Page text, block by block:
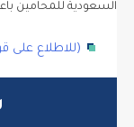
السعودية للمحامين
(للاطلاع على